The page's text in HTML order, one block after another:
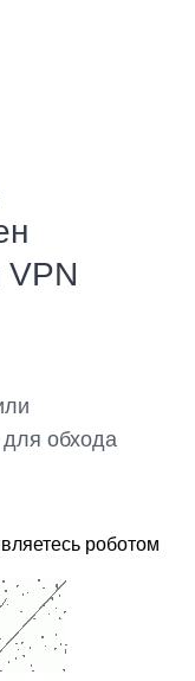
VPN
обхода
роботом